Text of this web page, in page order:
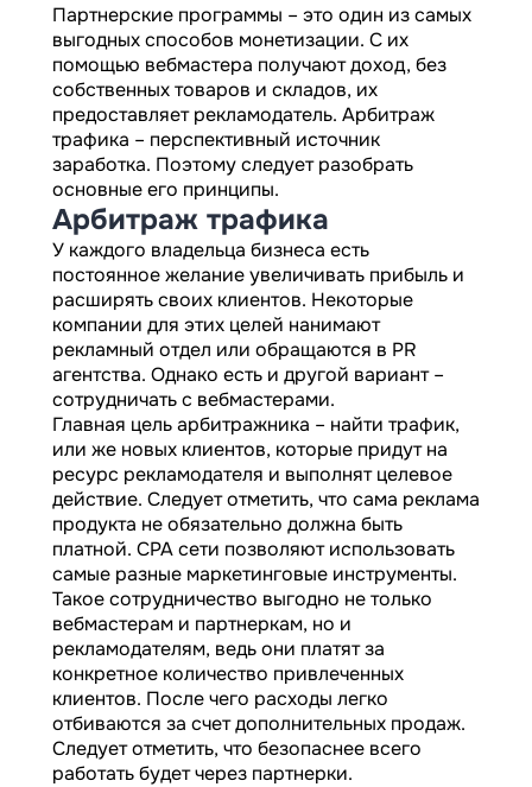
Партнерские программы – это один из самых
выгодных способов монетизации. С их
помощью вебмастера получают доход, без
собственных товаров и складов, их
предоставляет рекламодатель. Арбитраж
трафика – перспективный источник
заработка. Поэтому следует разобрать
основные его принципы.
Арбитраж трафика
У каждого владельца бизнеса есть
постоянное желание увеличивать прибыль и
расширять своих клиентов. Некоторые
компании для этих целей нанимают
рекламный отдел или обращаются в PR
агентства. Однако есть и другой вариант –
сотрудничать с вебмастерами.
Главная цель арбитражника – найти трафик,
или же новых клиентов, которые придут на
ресурс рекламодателя и выполнят целевое
действие. Следует отметить, что сама реклама
продукта не обязательно должна быть
платной. CPA сети позволяют использовать
самые разные маркетинговые инструменты.
Такое сотрудничество выгодно не только
вебмастерам и партнеркам, но и
рекламодателям, ведь они платят за
конкретное количество привлеченных
клиентов. После чего расходы легко
отбиваются за счет дополнительных продаж.
Следует отметить, что безопаснее всего
работать будет через партнерки.